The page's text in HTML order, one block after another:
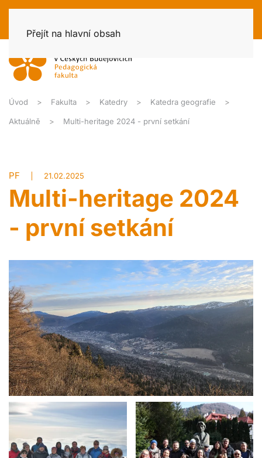
Přejít na hlavní obsah
Úvod Fakulta Katedry Katedra geografie
Aktuálně Multi-heritage 2024 - první setkání
PF 21.02.2025
Multi-heritage 2024
- první setkání